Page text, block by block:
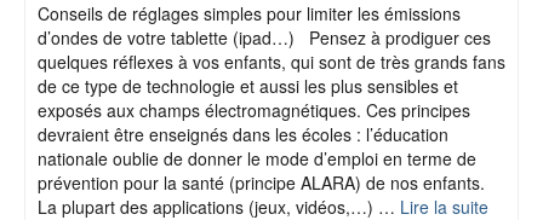
Conseils de réglages simples pour limiter les émissions
d’ondes de votre tablette (ipad…) Pensez à prodiguer ces
quelques réflexes à vos enfants, qui sont de très grands fans
de ce type de technologie et aussi les plus sensibles et
exposés aux champs électromagnétiques. Ces principes
devraient être enseignés dans les écoles : l’éducation
nationale oublie de donner le mode d’emploi en terme de
prévention pour la santé (principe ALARA) de nos enfants.
La plupart des applications (jeux, vidéos,…) … Lire la suite